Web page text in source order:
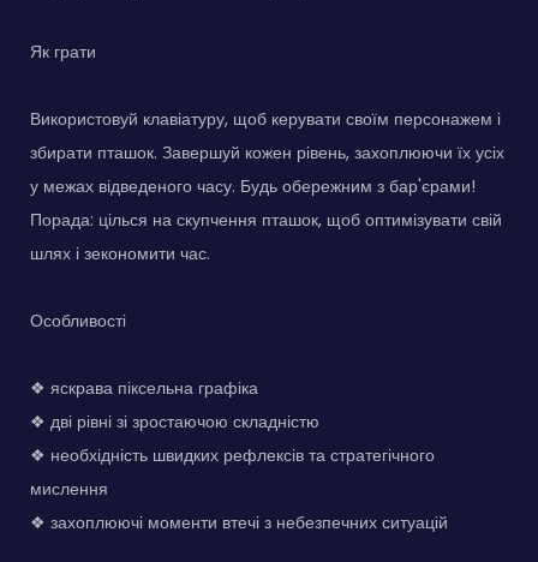
Як грати
Використовуй клавіатуру, щоб керувати своїм персонажем і
збирати пташок. Завершуй кожен рівень, захоплюючи їх усіх
у межах відведеного часу. Будь обережним з бар'єрами!
Порада: цілься на скупчення пташок, щоб оптимізувати свій
шлях і зекономити час.
Особливості
❖ яскрава піксельна графіка
❖ дві рівні зі зростаючою складністю
❖ необхідність швидких рефлексів та стратегічного
мислення
❖ захоплюючі моменти втечі з небезпечних ситуацій